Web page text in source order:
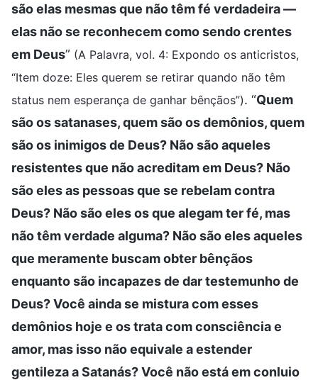
são elas mesmas que não têm fé verdadeira —
elas não se reconhecem como sendo crentes
em Deus” (A Palavra, vol. 4: Expondo os anticristos,
“Item doze: Eles querem se retirar quando não têm
status nem esperança de ganhar bênçãos”). “Quem
são os satanases, quem são os demônios, quem
são os inimigos de Deus? Não são aqueles
resistentes que não acreditam em Deus? Não
são eles as pessoas que se rebelam contra
Deus? Não são eles os que alegam ter fé, mas
não têm verdade alguma? Não são eles aqueles
que meramente buscam obter bênçãos
enquanto são incapazes de dar testemunho de
Deus? Você ainda se mistura com esses
demônios hoje e os trata com consciência e
amor, mas isso não equivale a estender
gentileza a Satanás? Você não está em conluio